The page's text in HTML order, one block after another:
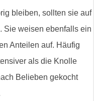
bleiben, sollten sie auf
Sie weisen ebenfalls ein
Anteilen auf. Häufig
als die Knolle
Belieben gekocht